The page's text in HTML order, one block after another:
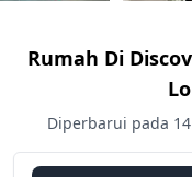
Rumah Di
Diperbarui pada